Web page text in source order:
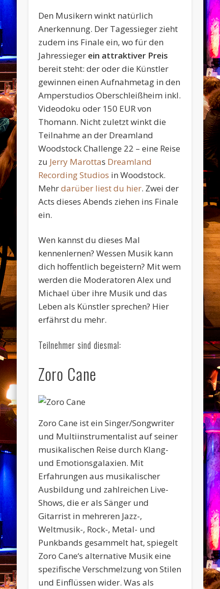
Den Musikern winkt natürlich
Anerkennung. Der Tagessieger zieht
zudem ins Finale ein, wo für den
Jahressieger ein attraktiver Preis
bereit steht: der oder die Künstler
gewinnen einen Aufnahmetag in den
Amperstudios Oberschleißheim inkl.
Videodoku oder 150 EUR von
Thomann. Nicht zuletzt winkt die
Teilnahme an der Dreamland
Woodstock Challenge 22 – eine Reise
zu Jerry Marottas Dreamland
Recording Studios in Woodstock.
Mehrdarüber liest du hier. Zwei der
Acts dieses Abends ziehen ins Finale
ein.
Wen kannst du dieses Mal
kennenlernen? Wessen Musik kann
dich hoffentlich begeistern? Mit wem
werden die Moderatoren Alex und
Michael über ihre Musik und das
Leben als Künstler sprechen? Hier
erfährst du mehr.
Teilnehmer sind diesmal:
Zoro Cane
Zoro Cane ist ein Singer/Songwriter
und Multiinstrumentalist auf seiner
musikalischen Reise durch Klang-
und Emotionsgalaxien. Mit
Erfahrungen aus musikalischer
Ausbildung und zahlreichen Live-
Shows, die er als Sänger und
Gitarrist in mehreren Jazz-,
Weltmusik-, Rock-, Metal- und
Punkbands gesammelt hat, spiegelt
Zoro Cane‘s alternative Musik eine
spezifische Verschmelzung von Stilen
und Einflüssen wider. Was als